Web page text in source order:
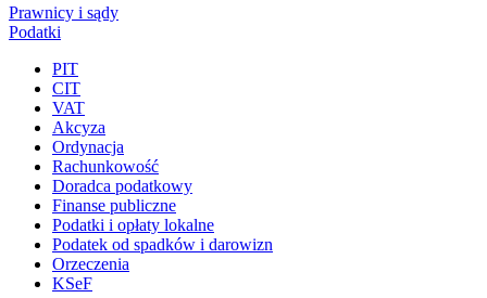
Prawnicy i sądy
Podatki
PIT
CIT
VAT
Akcyza
Ordynacja
Rachunkowość
Doradca podatkowy
Finanse publiczne
Podatki i opłaty lokalne
Podatek od spadków i darowizn
Orzeczenia
KSeF